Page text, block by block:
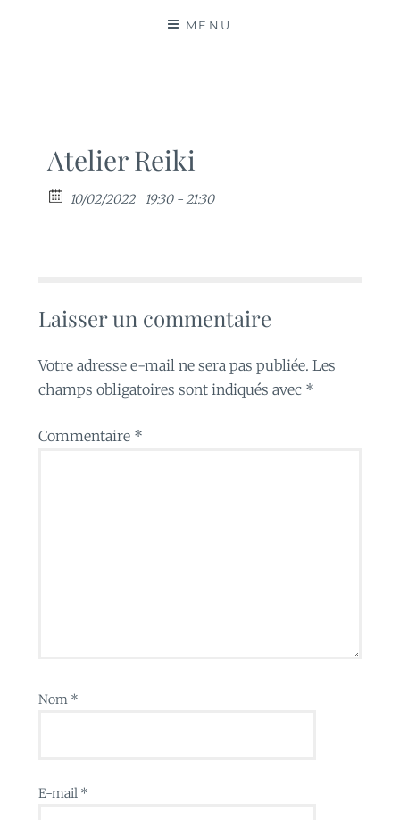
MENU
Atelier Reiki
10/02/2022 19:30 - 21:30
Laisser un commentaire
Votre adresse e-mail ne sera pas publiée. Les
champs obligatoires sont indiqués avec *
Commentaire *
Nom *
E-mail *